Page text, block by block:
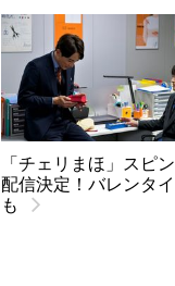
「チェリまほ」スピ
配信決定！バレンタ
も